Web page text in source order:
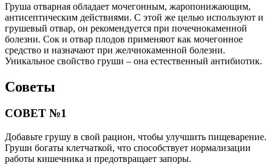
Груша отварная обладает мочегонным, жаропонижающим,
антисептическим действиями. С этой же целью используют и
грушевый отвар, он рекомендуется при почечнокаменной
болезни. Сок и отвар плодов применяют как мочегонное
средство и назначают при желчнокаменной болезни.
Уникальное свойство груши – она естественный антибиотик.
Советы
СОВЕТ №1
Добавьте грушу в свой рацион, чтобы улучшить пищеварение.
Груши богаты клетчаткой, что способствует нормализации
работы кишечника и предотвращает запоры.